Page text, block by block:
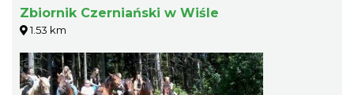
Zbiornik Czerniański w Wiśle
1.53 km